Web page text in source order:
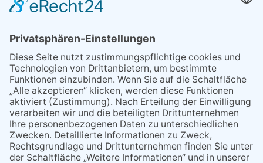
Objekt …
Kommentiert vor: 26 Wochen 2 Tage
Sperrung für Wassersportler schlägt hohe
Wellen
Sperrung der Stillgewässer
Kommentiert vor:1 Jahr 50 Wochen
Literarischer Rückblick
Alte Schule
Kommentiert vor:3 Jahre 18 Wochen
Abschaltung der Straßenbeleuchtung
Abschaltung der Strassenbeleuchtung